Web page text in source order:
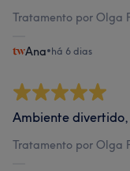
Tratamento por Olga
Ana•há 6 dias
Ambiente
Tratamento por Olga